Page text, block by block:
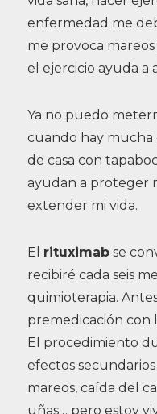
enfermedad me
me provoca
el ejercicio ayuda a
Ya no puedo
cuando hay mucha
de casa con
ayudan a proteger
extender mi vida.
El rituximabse
recibiré cada seis
quimioterapia.
premedicación con
El procedimiento
efectos
mareos, caída del
uñas… pero estoy